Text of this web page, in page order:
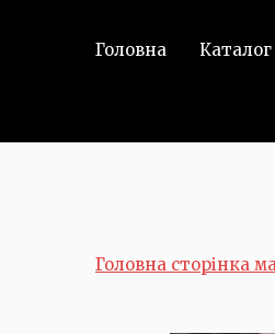
Головна Каталог
Головна сторінка